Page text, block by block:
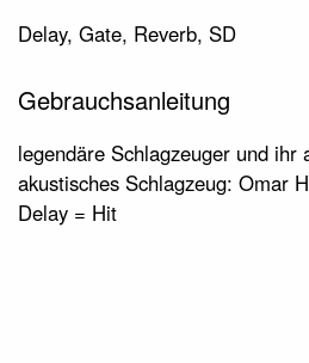
Delay, Gate, Reverb, SD
Gebrauchsanleitung
legendäre Schlagzeuger und ihr
akustisches Schlagzeug: Omar
Delay = Hit